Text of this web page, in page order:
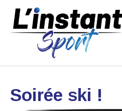
Soirée ski !